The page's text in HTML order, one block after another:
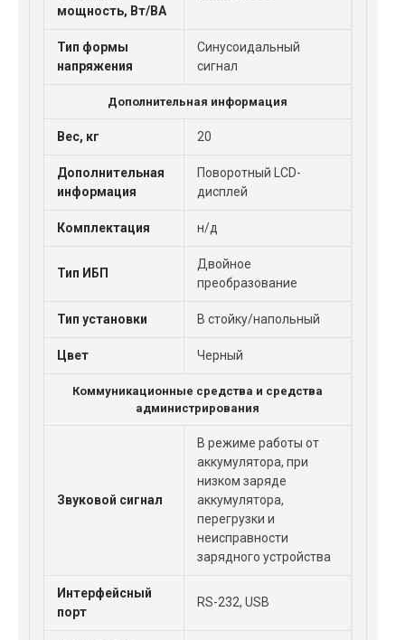
мощность, Вт/ВА
Тип формы
напряжения
Синусоидальный
сигнал
Дополнительная информация
Вес, кг 20
Дополнительная
информация
Поворотный LCD-
дисплей
Комплектация н/д
Тип ИБП
Двойное
преобразование
Тип установки В стойку/напольный
Цвет Черный
Коммуникационные средства и средства
администрирования
Звуковой сигнал
В режиме работы от
аккумулятора, при
низком заряде
аккумулятора,
перегрузки и
неисправности
зарядного устройства
Интерфейсный
порт
RS-232, USB